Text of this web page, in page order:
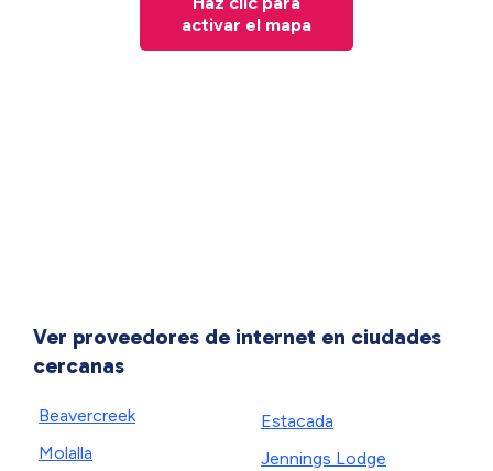
activar el mapa
Ver proveedores de internet en ciudades
cercanas
Beavercreek
Molalla
Estacada
Jennings Lodge